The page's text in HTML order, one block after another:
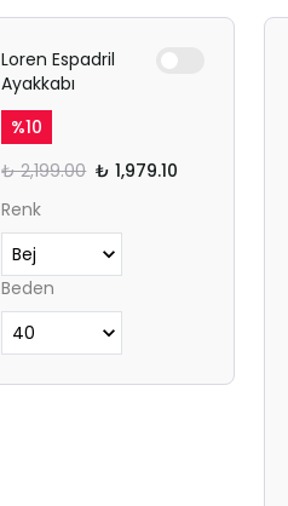
Loren Espadril
Ayakkabı
%10
₺ 2,199.00 ₺ 1,979.10
Renk
Beden